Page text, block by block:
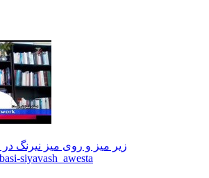
زیر میز و روی میز نیرنگ
siyavash_awesta